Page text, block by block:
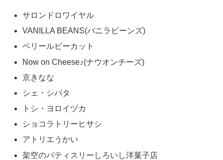
サロンドロワイヤル
VANILLA BEANS(バニラビーンズ)
ベリールビーカット
Now on Cheese♪(ナウオンチーズ)
京きなな
シェ・シバタ
トシ・ヨロイヅカ
ショコラトリーヒサシ
アトリエうかい
架空のパティスリーしろいし洋菓子店